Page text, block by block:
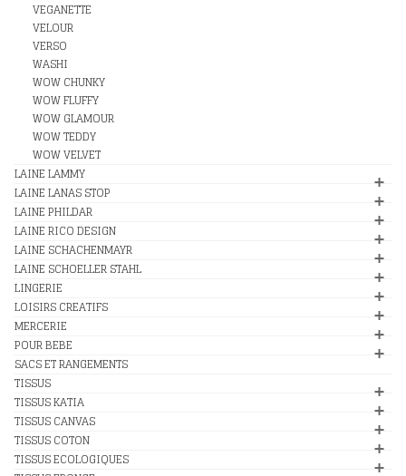
VEGANETTE
VELOUR
VERSO
WASHI
WOW CHUNKY
WOW FLUFFY
WOW GLAMOUR
WOW TEDDY
WOW VELVET
LAINE LAMMY
LAINE LANAS STOP
LAINE PHILDAR
LAINE RICO DESIGN
LAINE SCHACHENMAYR
LAINE SCHOELLER STAHL
LINGERIE
LOISIRS CREATIFS
MERCERIE
POUR BEBE
SACS ET RANGEMENTS
TISSUS
TISSUS KATIA
TISSUS CANVAS
TISSUS COTON
TISSUS ECOLOGIQUES